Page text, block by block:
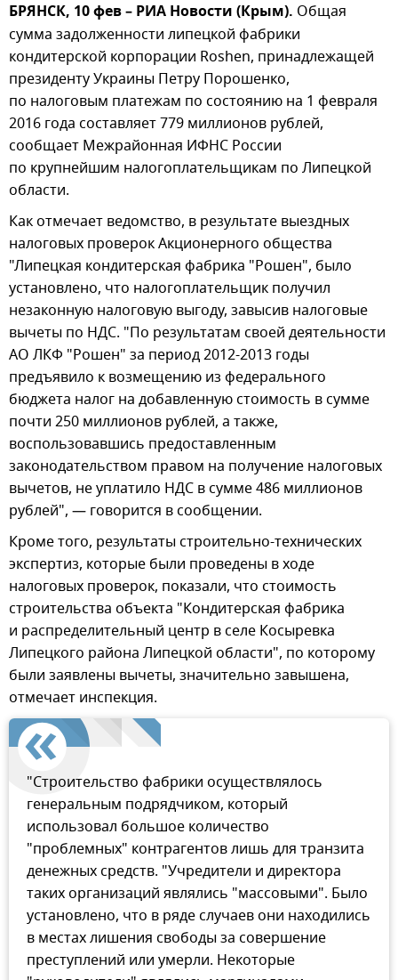
БРЯНСК, 10 фев – РИА Новости (Крым). Общая
сумма задолженности липецкой фабрики
кондитерской корпорации Roshen, принадлежащей
президенту Украины Петру Порошенко,
по налоговым платежам по состоянию на 1 февраля
2016 года составляет 779 миллионов рублей,
сообщает Межрайонная ИФНС России
по крупнейшим налогоплательщикам по Липецкой
области.
Как отмечает ведомство, в результате выездных
налоговых проверок Акционерного общества
"Липецкая кондитерская фабрика "Рошен", было
установлено, что налогоплательщик получил
незаконную налоговую выгоду, завысив налоговые
вычеты по НДС. "По результатам своей деятельности
АО ЛКФ "Рошен" за период 2012-2013 годы
предъявило к возмещению из федерального
бюджета налог на добавленную стоимость в сумме
почти 250 миллионов рублей, а также,
воспользовавшись предоставленным
законодательством правом на получение налоговых
вычетов, не уплатило НДС в сумме 486 миллионов
рублей", — говорится в сообщении.
Кроме того, результаты строительно-технических
экспертиз, которые были проведены в ходе
налоговых проверок, показали, что стоимость
строительства объекта "Кондитерская фабрика
и распределительный центр в селе Косыревка
Липецкого района Липецкой области", по которому
были заявлены вычеты, значительно завышена,
отмечает инспекция.
"Строительство фабрики осуществлялось
генеральным подрядчиком, который
использовал большое количество
"проблемных" контрагентов лишь для транзита
денежных средств. "Учредители и директора
таких организаций являлись "массовыми". Было
установлено, что в ряде случаев они находились
в местах лишения свободы за совершение
преступлений или умерли. Некоторые